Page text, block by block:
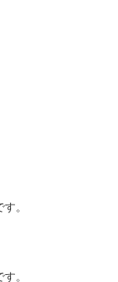
。
。